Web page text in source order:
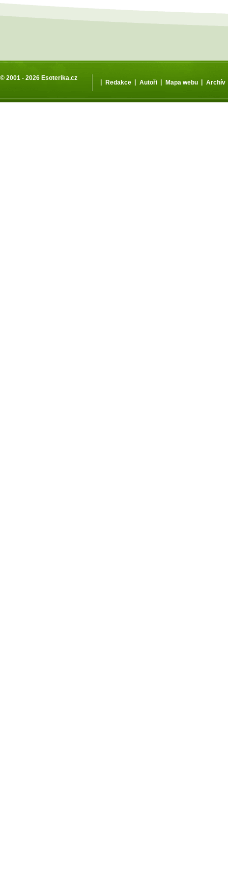
© 2001 - 2026 Esoterika.cz
| Redakce | Autoři | Mapa webu | Archív